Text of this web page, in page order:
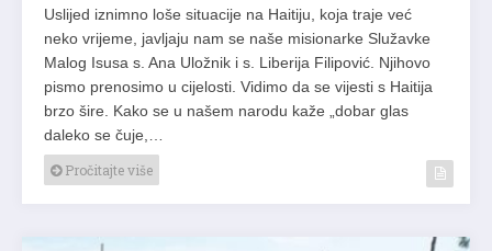
Uslijed iznimno loše situacije na Haitiju, koja traje već
neko vrijeme, javljaju nam se naše misionarke Služavke
Malog Isusa s. Ana Uložnik i s. Liberija Filipović. Njihovo
pismo prenosimo u cijelosti. Vidimo da se vijesti s Haitija
brzo šire. Kako se u našem narodu kaže „dobar glas
daleko se čuje,…
Pročitajte više